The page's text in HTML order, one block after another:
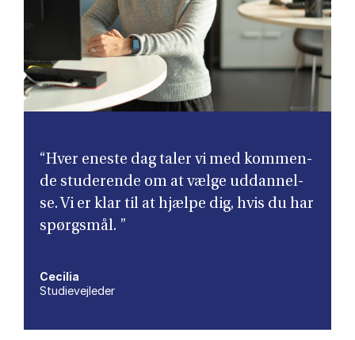
“Hver ene­ste dag ta­ler vi med kom­men­
de stu­de­ren­de om at væl­ge ud­dan­nel­
se. Vi er klar til at hjæl­pe dig, hvis du har
spørgs­mål. ”
Ce­ci­lia
Stu­di­e­vej­le­der